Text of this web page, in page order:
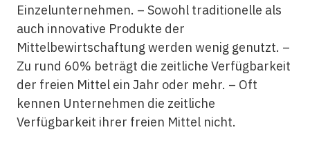
Einzelunternehmen. – Sowohl traditionelle als
auch innovative Produkte der
Mittelbewirtschaftung werden wenig genutzt. –
Zu rund 60% beträgt die zeitliche Verfügbarkeit
der freien Mittel ein Jahr oder mehr. – Oft
kennen Unternehmen die zeitliche
Verfügbarkeit ihrer freien Mittel nicht.